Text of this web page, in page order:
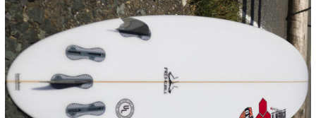
Health&Surfing
Watch